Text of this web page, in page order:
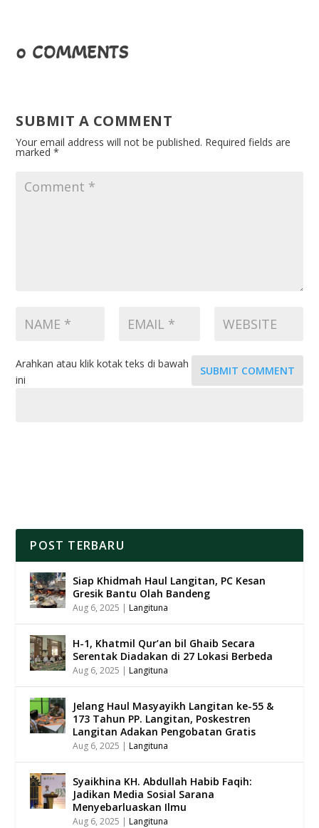
0 COMMENTS
SUBMIT A COMMENT
Your email address will not be published. Required fields are
marked*
SUBMIT COMMENT
Arahkan atau klik kotak teks di bawah
ini
POST TERBARU
Siap Khidmah Haul Langitan, PC Kesan
Gresik Bantu Olah Bandeng
Aug 6, 2025 |Langituna
H-1, Khatmil Qur’an bil Ghaib Secara
Serentak Diadakan di 27 Lokasi Berbeda
Aug 6, 2025 |Langituna
Jelang Haul Masyayikh Langitan ke-55 &
173 Tahun PP. Langitan, Poskestren
Langitan Adakan Pengobatan Gratis
Aug 6, 2025 |Langituna
Syaikhina KH. Abdullah Habib Faqih:
Jadikan Media Sosial Sarana
Menyebarluaskan Ilmu
Aug 6, 2025 |Langituna